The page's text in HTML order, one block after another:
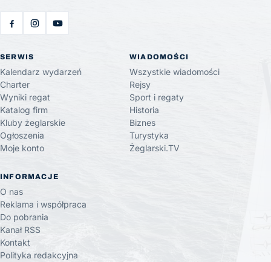
SERWIS
Kalendarz wydarzeń
Charter
Wyniki regat
Katalog firm
Kluby żeglarskie
Ogłoszenia
Moje konto
WIADOMOŚCI
Wszystkie wiadomości
Rejsy
Sport i regaty
Historia
Biznes
Turystyka
Żeglarski.TV
INFORMACJE
O nas
Reklama i współpraca
Do pobrania
Kanał RSS
Kontakt
Polityka redakcyjna